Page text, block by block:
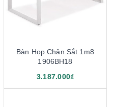
Bàn Họp Chân Sắt 1m8
1906BH18
3.187.000₫